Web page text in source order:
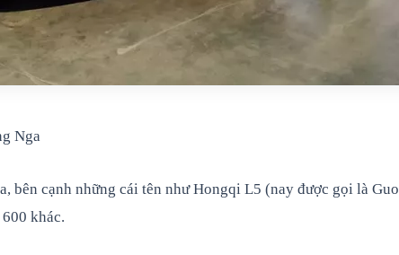
Nga
bên cạnh những cái tên như Hongqi L5 (nay được gọi là
khác.